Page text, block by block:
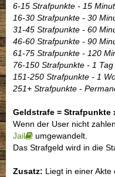
6-15 Strafpunkte - 15
16-30 Strafpunkte - 30
31-45 Strafpunkte - 60
46-60 Strafpunkte - 90
61-75 Strafpunkte - 120
76-150 Strafpunkte - 1
151-250 Strafpunkte - 1
251+ Strafpunkte -
Geldstrafe = Strafpunkte
Wenn der User nicht
Jail
umgewandelt.
Das Strafgeld wird in die
Zusatz: Liegt in einer